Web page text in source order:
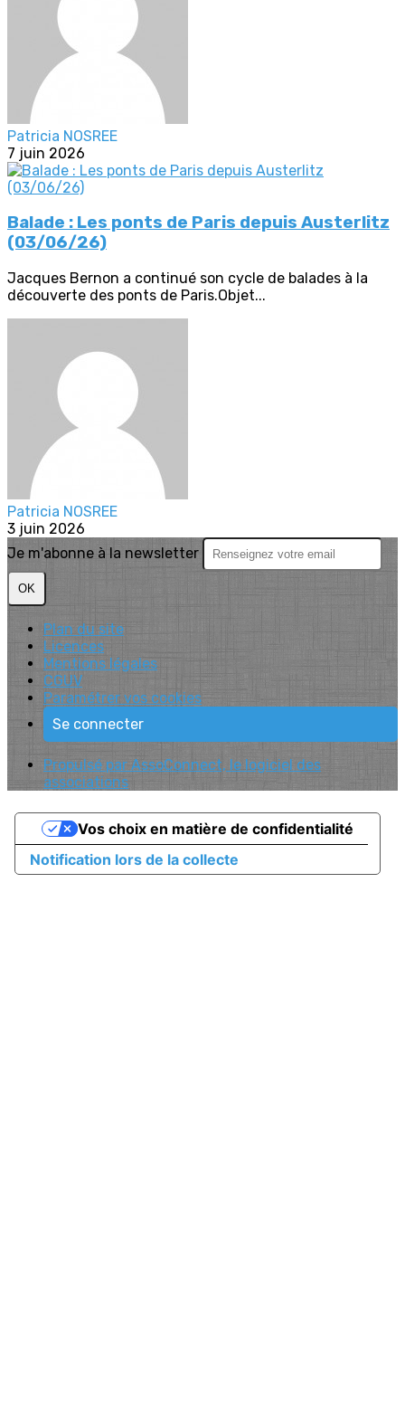
Patricia NOSREE
7 juin 2026
Balade : Les ponts de Paris depuis Austerlitz
(03/06/26)
Jacques Bernon a continué son cycle de balades à la
découverte des ponts de Paris.Objet...
Patricia NOSREE
3 juin 2026
Je m'abonne à la newsletter
OK
Plan du site
Licences
Mentions légales
CGUV
Paramétrer vos cookies
Se connecter
Propulsé par AssoConnect, le logiciel des
associations
Notification lors de la collecte
Vos choix en matière de confidentialité